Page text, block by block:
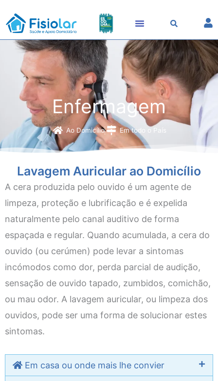
content
Enfermagem
Ao Domicílio Em todo o País
Lavagem Auricular ao Domicílio
A cera produzida pelo ouvido é um agente de
limpeza, proteção e lubrificação e é expelida
naturalmente pelo canal auditivo de forma
espaçada e regular. Quando acumulada, a cera do
ouvido (ou cerúmen) pode levar a sintomas
incómodos como dor, perda parcial de audição,
sensação de ouvido tapado, zumbidos, comichão,
ou mau odor. A lavagem auricular, ou limpeza dos
ouvidos, pode ser uma forma de solucionar estes
sintomas.
Em casa ou onde mais lhe convier